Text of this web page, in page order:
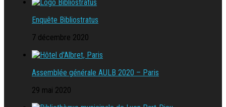
Enquête Bibliostratus
7 décembre 2020
Assemblée générale AULB 2020 – Paris
29 mai 2020